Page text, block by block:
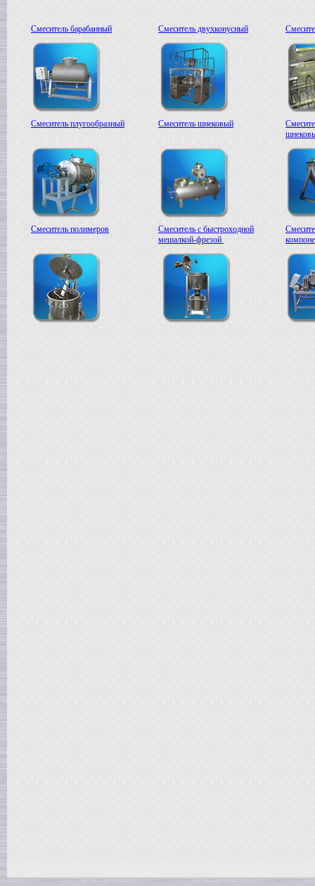
Смеситель барабанный Смеситель двухконусный
Смеситель плугообразный Смеситель шнековый
Смеситель полимеров
Смеситель с быстроходной
мешалкой-фрезой